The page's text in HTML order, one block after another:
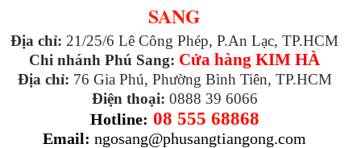
SANG
Địa chỉ: 21/25/6 Lê Công Phép, P.An Lạc, TP.HCM
Chi nhánh Phú Sang: Cửa hàng KIM HÀ
Địa chỉ: 76 Gia Phú, Phường Bình Tiên, TP.HCM
Điện thoại: 0888 39 6066
Hotline: 08 555 68868
Email: ngosang@phusangtiangong.com